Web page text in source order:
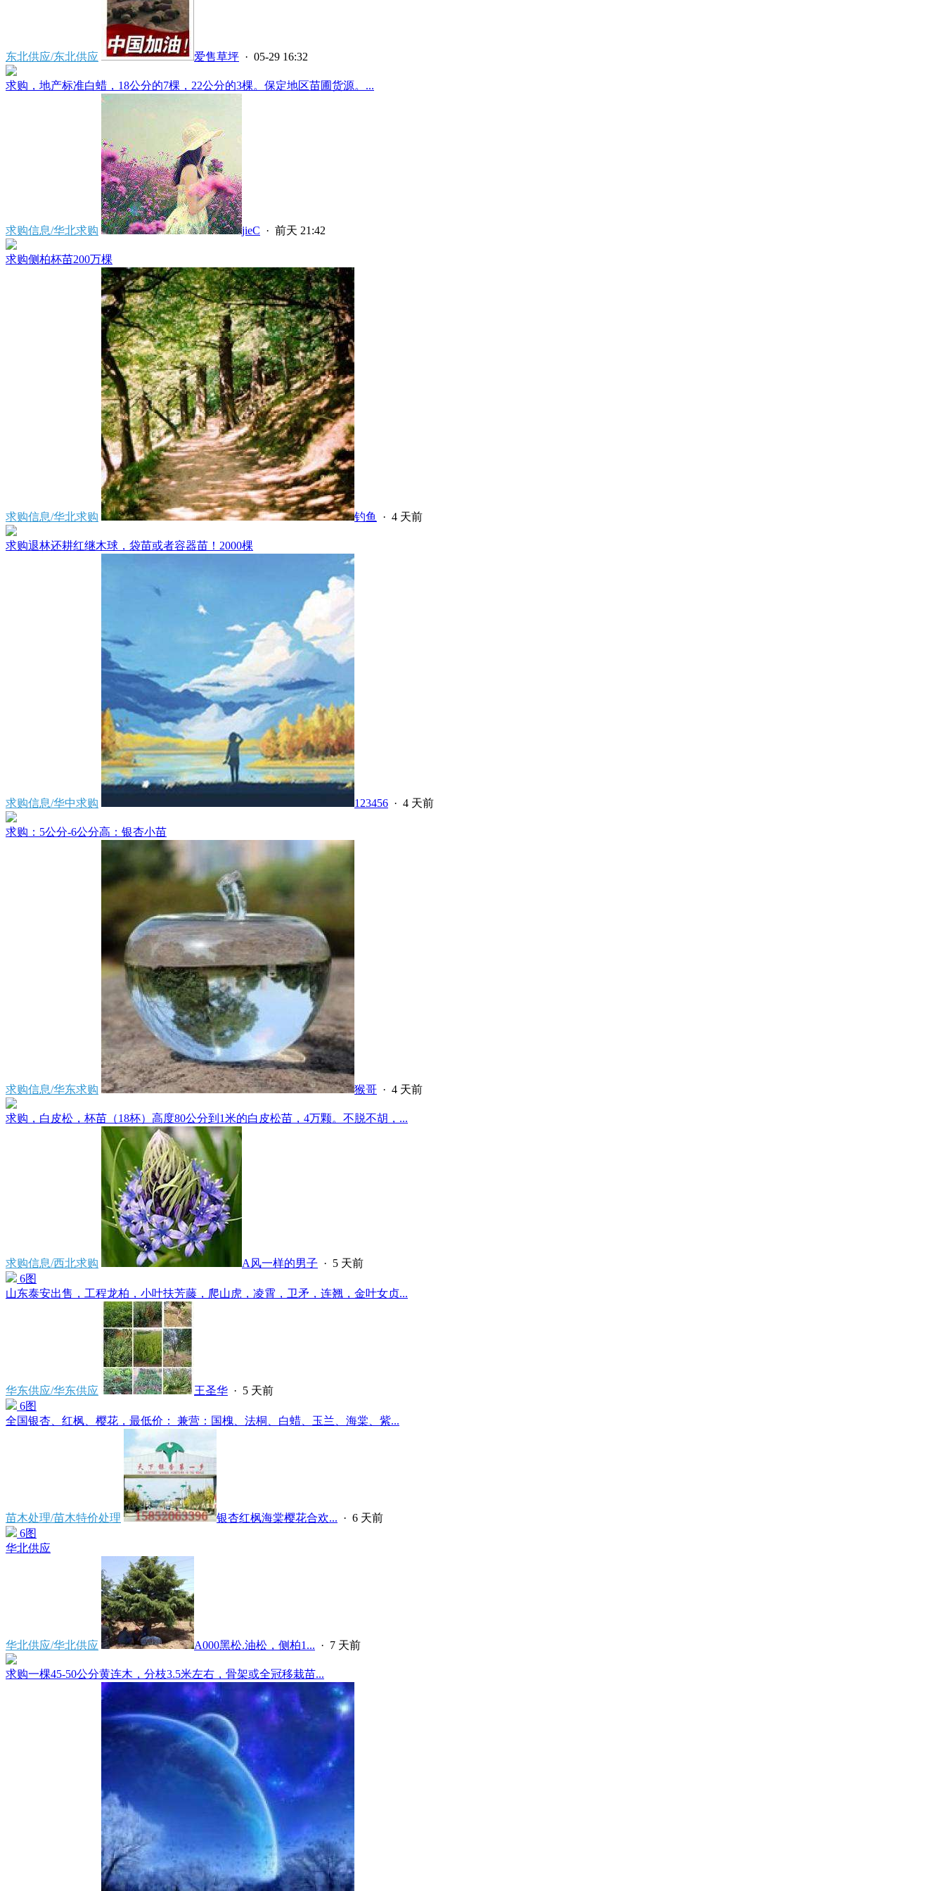
东北供应/东北供应 爱售草坪 · 05-29 16:32
求购，地产标准白蜡，18公分的7棵，22公分的3棵。保定地区苗圃货源。...
求购信息/华北求购 jieC · 前天 21:42
求购侧柏杯苗200万棵
求购信息/华北求购 钓鱼 · 4 天前
求购退林还耕红继木球，袋苗或者容器苗！2000棵
求购信息/华中求购 123456 · 4 天前
求购：5公分-6公分高：银杏小苗
求购信息/华东求购 猴哥 · 4 天前
求购，白皮松，杯苗（18杯）高度80公分到1米的白皮松苗，4万颗。不脱不胡，...
求购信息/西北求购 A风一样的男子 · 5 天前
6图
山东泰安出售，工程龙柏，小叶扶芳藤，爬山虎，凌霄，卫矛，连翘，金叶女贞...
华东供应/华东供应 王圣华 · 5 天前
6图
全国银杏、红枫、樱花，最低价： 兼营：国槐、法桐、白蜡、玉兰、海棠、紫...
苗木处理/苗木特价处理 银杏红枫海棠樱花合欢... · 6 天前
6图
华北供应
华北供应/华北供应 A000黑松.油松，侧柏1... · 7 天前
求购一棵45-50公分黄连木，分枝3.5米左右，骨架或全冠移栽苗...